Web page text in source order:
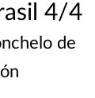
4/4
de